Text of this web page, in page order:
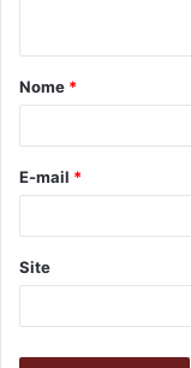
Foto: Marcia Busuttil
Nome *
E-mail *
Site